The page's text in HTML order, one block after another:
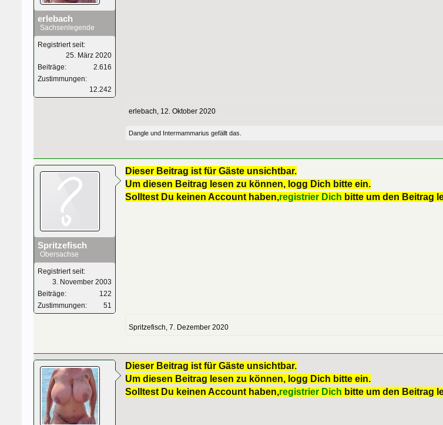
erlebach
Sachsenlegende
Registriert seit:
25. März 2020
Beiträge:
2.616
Zustimmungen:
12.242
erlebach, 12. Oktober 2020
Dangle und Intermammarius gefällt das.
Spritzefisch
Obersachse
Registriert seit:
3. November 2003
Beiträge:
122
Zustimmungen:
51
Dieser Beitrag ist für Gäste unsichtbar.
Um diesen Beitrag lesen zu können, logg Dich bitte ein.
Solltest Du keinen Account haben,registrier Dich bitte um den Beitrag
Spritzefisch, 7. Dezember 2020
Dieser Beitrag ist für Gäste unsichtbar.
Um diesen Beitrag lesen zu können, logg Dich bitte ein.
Solltest Du keinen Account haben,registrier Dich bitte um den Beitrag